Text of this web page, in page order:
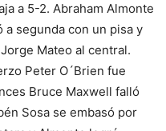
a 5-2. Abraham Almonte
segunda con un pisa y
Mateo al central.
Peter O´Brien fue
Bruce Maxwell falló
Sosa se embasó por